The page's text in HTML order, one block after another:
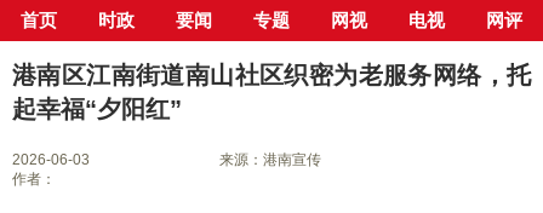
首页 时政 要闻 专题 网视 电视 网评
当前位置： 首页> 新闻中心> 县市区> 港南区> 正文
港南区江南街道南山社区织密为老服务网络，托
起幸福“夕阳红”
2026-06-03
来源：港南宣传
作者：